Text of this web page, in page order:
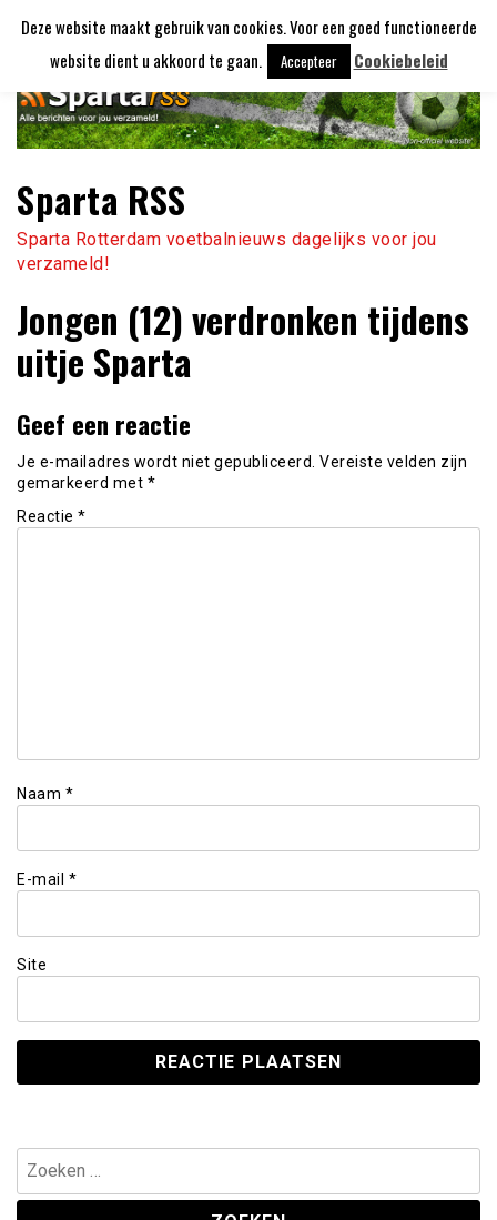
naar
Sparta RSS
Sparta Rotterdam voetbalnieuws dagelijks voor jou
verzameld!
Jongen (12) verdronken tijdens
uitje Sparta
Geef een reactie
Je e-mailadres wordt niet gepubliceerd. Vereiste velden zijn
gemarkeerd met *
Reactie *
Naam *
E-mail *
Site
Zoeken
naar:
Deze website maakt gebruik van cookies. Voor een goed functioneerde
website dient u akkoord te gaan.
Accepteer Cookiebeleid